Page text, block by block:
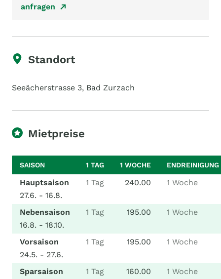
anfragen
Standort
Seeächerstrasse 3, Bad Zurzach
Mietpreise
SAISON 1 TAG 1 WOCHE ENDREINIGUNG
Hauptsaison
27.6. - 16.8.
1 Tag 240.00 1 Woche
Nebensaison
16.8. - 18.10.
1 Tag 195.00 1 Woche
Vorsaison
24.5. - 27.6.
1 Tag 195.00 1 Woche
Sparsaison
1 Tag 160.00 1 Woche